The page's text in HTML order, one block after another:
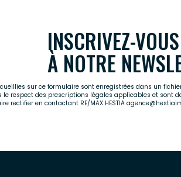
INSCRIVEZ-VOUS
À NOTRE
sur ce formulaire sont enregistrées dans un
respect des prescriptions légales applicables et sont
rectifier en contactant RE/MAX HESTIA